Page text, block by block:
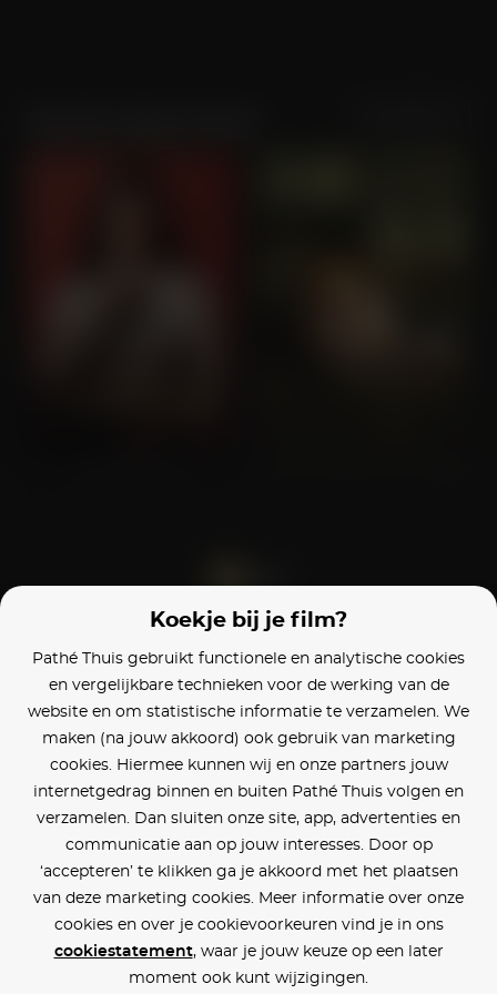
Koekje bij je film?
Pathé Thuis gebruikt functionele en analytische cookies
en vergelijkbare technieken voor de werking van de
website en om statistische informatie te verzamelen. We
maken (na jouw akkoord) ook gebruik van marketing
cookies. Hiermee kunnen wij en onze partners jouw
internetgedrag binnen en buiten Pathé Thuis volgen en
verzamelen. Dan sluiten onze site, app, advertenties en
communicatie aan op jouw interesses. Door op
‘accepteren’ te klikken ga je akkoord met het plaatsen
van deze marketing cookies. Meer informatie over onze
cookies en over je cookievoorkeuren vind je in ons
cookiestatement, waar je jouw keuze op een later
moment ook kunt wijzigingen.
Klantenservice
Betaalinstellingen
Cookie voorkeuren
Over Pathé Thuis
Bioscopen
CVD